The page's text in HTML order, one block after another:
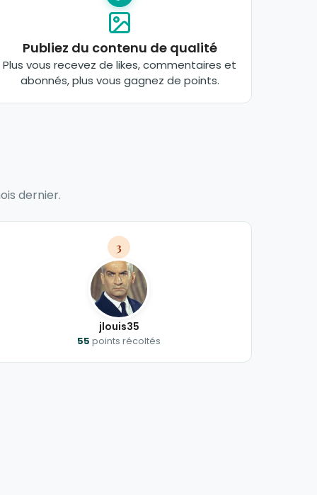
Publiez du contenu de qualité
Plus vous recevez de likes, commentaires et
abonnés, plus vous gagnez de points.
dernier.
3
jlouis35
55 points récoltés